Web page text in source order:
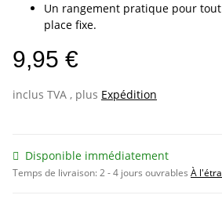
Un rangement pratique pour
place fixe.
9,95 €
inclus TVA , plus Expédition
Disponible immédiatement
Temps de livraison:2 - 4 jours ouvrables À